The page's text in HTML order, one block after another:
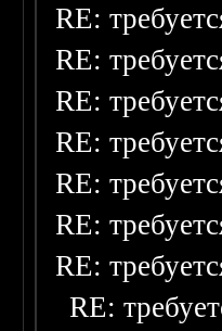
RE:
RE:
RE:
RE:
RE:
RE:
RE:
RE: